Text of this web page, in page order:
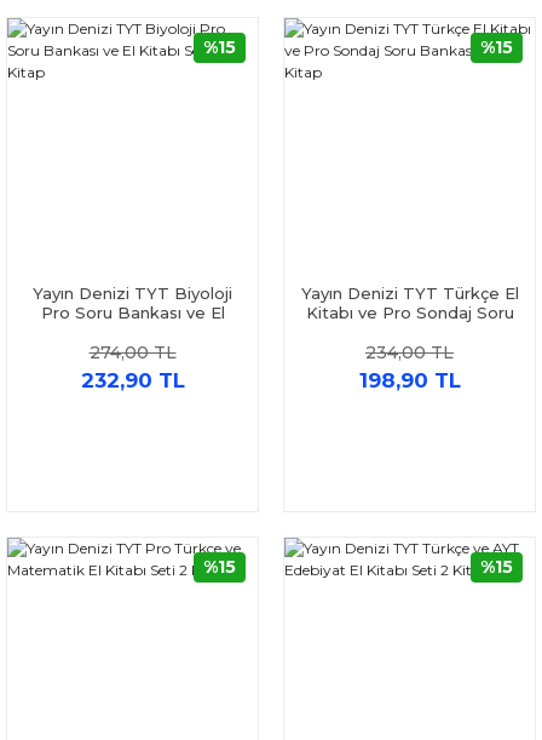
Yayın Denizi TYT Biyoloji
Pro Soru Bankası ve El
274,00 TL
232,90 TL
%15
Yayın Denizi TYT Türkçe El
Kitabı ve Pro Sondaj Soru
234,00 TL
198,90 TL
%15
%15 %15